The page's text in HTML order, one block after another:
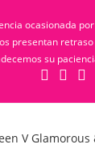
ocasionada
presentan
su